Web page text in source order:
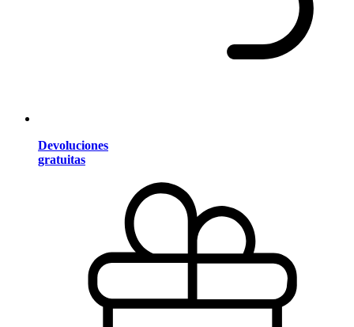
Devoluciones
gratuitas